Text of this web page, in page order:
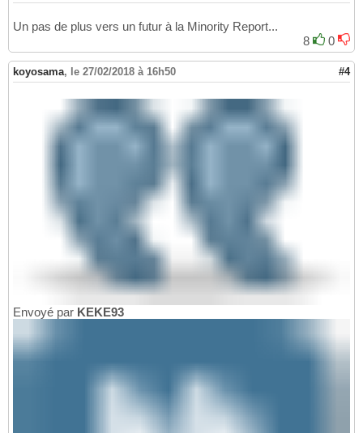
Un pas de plus vers un futur à la Minority Report...
8
0
koyosama, le 27/02/2018 à 16h50 #4
Envoyé par KEKE93